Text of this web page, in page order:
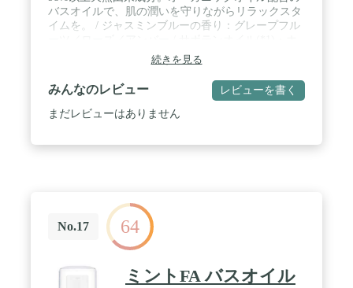
バスオイルで、肌の潤いを守りながらリラックスタ
イムを。 / ジャスミンブルーの香り：グレープフル
ホバオイル(*2)・ローズマリーエキス(*3)・モモ葉
エキス(*4) 配合 / *1 オプンチアフィクスインジカ種
子油 *2 ホホバ種子油 *3 ローズマリー葉エキス *4
モモ葉エキス
続きを見る
みんなのレビュー レビューを書く
まだレビューはありません
No.17 64
ミントFA バスオイル